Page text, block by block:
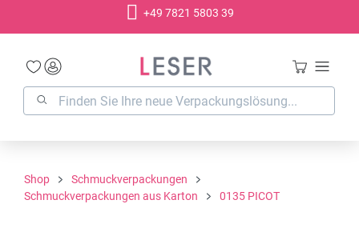
+49 7821 5803 39
Shop
Schmuckverpackungen
Schmuckverpackungen aus Karton
0135 PICOT